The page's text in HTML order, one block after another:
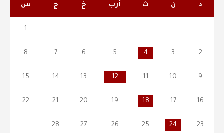
د ن ث أرب خ ج س
1
2
3
4
5
6
7
8
9
10
11
12
13
14
15
16
17
18
19
20
21
22
23
24
25
26
27
28